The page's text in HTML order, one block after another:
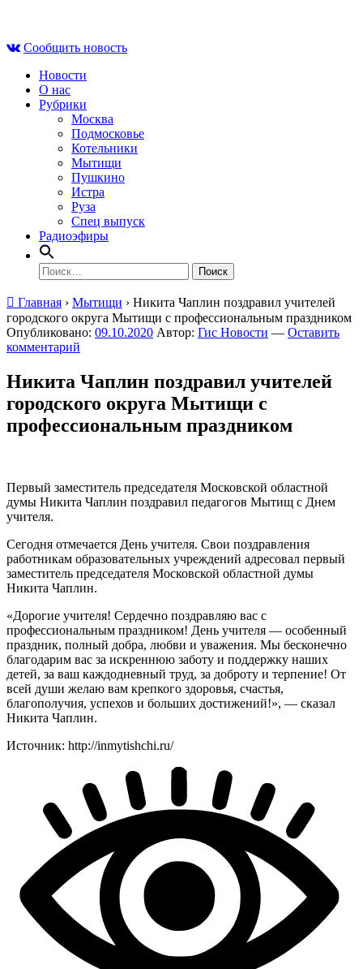
contentСообщить новость
Новости
О нас
Рубрики
Москва
Подмосковье
Котельники
Мытищи
Пушкино
Истра
Руза
Спец выпуск
Радиоэфиры
Найти:
Главная › Мытищи › Никита Чаплин поздравил учителей
городского округа Мытищи с профессиональным праздником
Опубликовано: 09.10.2020 Автор: Гис Новости — Оставить
комментарий
Никита Чаплин поздравил учителей
городского округа Мытищи с
профессиональным праздником
Первый заместитель председателя Московской областной
думы Никита Чаплин поздравил педагогов Мытищ с Днем
учителя.
Сегодня отмечается День учителя. Свои поздравления
работникам образовательных учреждений адресовал первый
заместитель председателя Московской областной думы
Никита Чаплин.
«Дорогие учителя! Сердечно поздравляю вас с
профессиональным праздником! День учителя — особенный
праздник, полный добра, любви и уважения. Мы бесконечно
благодарим вас за искреннюю заботу и поддержку наших
детей, за ваш каждодневный труд, за доброту и терпение! От
всей души желаю вам крепкого здоровья, счастья,
благополучия, успехов и больших достижений!», — сказал
Никита Чаплин.
Источник: http://inmytishchi.ru/